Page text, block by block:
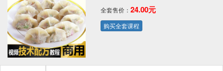
全套售价： 24.00元
购买全套课程